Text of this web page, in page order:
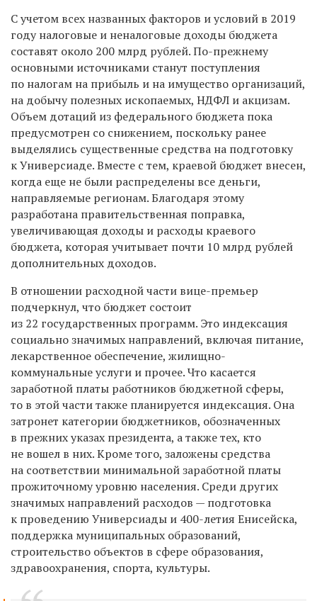
С учетом всех названных факторов и условий в 2019
году налоговые и неналоговые доходы бюджета
составят около 200 млрд рублей. По-прежнему
основными источниками станут поступления
по налогам на прибыль и на имущество организаций,
на добычу полезных ископаемых, НДФЛ и акцизам.
Объем дотаций из федерального бюджета пока
предусмотрен со снижением, поскольку ранее
выделялись существенные средства на подготовку
к Универсиаде. Вместе с тем, краевой бюджет внесен,
когда еще не были распределены все деньги,
направляемые регионам. Благодаря этому
разработана правительственная поправка,
увеличивающая доходы и расходы краевого
бюджета, которая учитывает почти 10 млрд рублей
дополнительных доходов.
В отношении расходной части вице-премьер
подчеркнул, что бюджет состоит
из 22 государственных программ. Это индексация
социально значимых направлений, включая питание,
лекарственное обеспечение, жилищно-
коммунальные услуги и прочее. Что касается
заработной платы работников бюджетной сферы,
то в этой части также планируется индексация. Она
затронет категории бюджетников, обозначенных
в прежних указах президента, а также тех, кто
не вошел в них. Кроме того, заложены средства
на соответствии минимальной заработной платы
прожиточному уровню населения. Среди других
значимых направлений расходов — подготовка
к проведению Универсиады и 400-летия Енисейска,
поддержка муниципальных образований,
строительство объектов в сфере образования,
здравоохранения, спорта, культуры.